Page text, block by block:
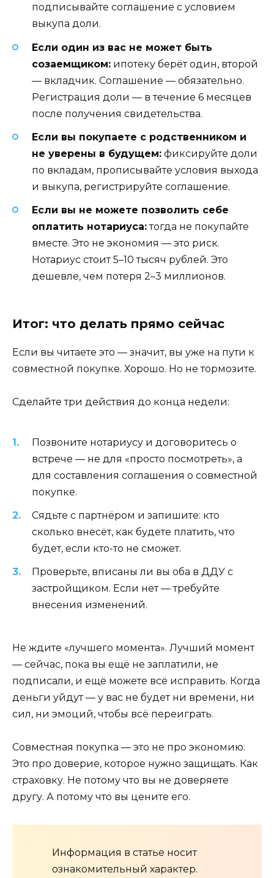
подписывайте соглашение с условием
выкупа доли.
Если один из вас не может быть
созаемщиком: ипотеку берёт один, второй
— вкладчик. Соглашение — обязательно.
Регистрация доли — в течение 6 месяцев
после получения свидетельства.
Если вы покупаете с родственником и
не уверены в будущем: фиксируйте доли
по вкладам, прописывайте условия выхода
и выкупа, регистрируйте соглашение.
Если вы не можете позволить себе
оплатить нотариуса:тогда не покупайте
вместе. Это не экономия — это риск.
Нотариус стоит 5–10 тысяч рублей. Это
дешевле, чем потеря 2–3 миллионов.
Итог: что делать прямо сейчас
Если вы читаете это — значит, вы уже на пути к
совместной покупке. Хорошо. Но не тормозите.
Сделайте три действия до конца недели:
Позвоните нотариусу и договоритесь о
встрече — не для «просто посмотреть», а
для составления соглашения о совместной
покупке.
Сядьте с партнёром и запишите: кто
сколько внесёт, как будете платить, что
будет, если кто-то не сможет.
Проверьте, вписаны ли вы оба в ДДУ с
застройщиком. Если нет — требуйте
внесения изменений.
Не ждите «лучшего момента». Лучший момент
— сейчас, пока вы ещё не заплатили, не
подписали, и ещё можете всё исправить. Когда
деньги уйдут — у вас не будет ни времени, ни
сил, ни эмоций, чтобы всё переиграть.
Совместная покупка — это не про экономию.
Это про доверие, которое нужно защищать. Как
страховку. Не потому что вы не доверяете
другу. А потому что вы цените его.
Информация в статье носит
ознакомительный характер.